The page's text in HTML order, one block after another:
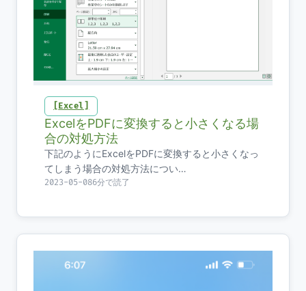
Excel
ExcelをPDFに変換すると小さくなる場
合の対処方法
下記のようにExcelをPDFに変換すると小さくなっ
てしまう場合の対処方法につい…
2023-05-086分で読了